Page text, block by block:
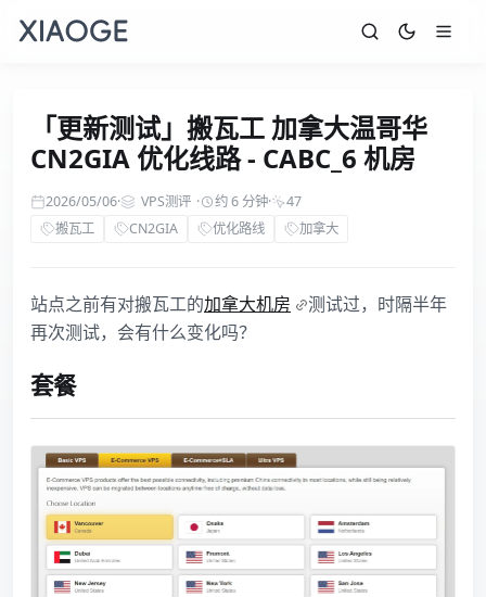
「更新测试」搬瓦工 加拿大温哥华
CN2GIA 优化线路 - CABC_6 机房
2026/05/06· VPS测评 · 约 6 分钟·
47
搬瓦工
CN2GIA 优化路线 加拿大
站点之前有对搬瓦工的加拿大机房
测试过，时隔半年
再次测试，会有什么变化吗？
套餐